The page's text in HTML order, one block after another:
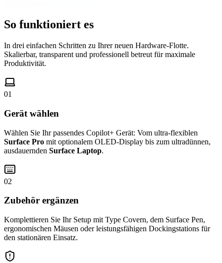
So funktioniert es
In drei einfachen Schritten zu Ihrer neuen Hardware-Flotte.
Skalierbar, transparent und professionell betreut für maximale
Produktivität.
01
Gerät wählen
Wählen Sie Ihr passendes Copilot+ Gerät: Vom ultra-flexiblen
Surface Pro mit optionalem OLED-Display bis zum ultradünnen,
ausdauernden Surface Laptop.
02
Zubehör ergänzen
Komplettieren Sie Ihr Setup mit Type Covern, dem Surface Pen,
ergonomischen Mäusen oder leistungsfähigen Dockingstations für
den stationären Einsatz.